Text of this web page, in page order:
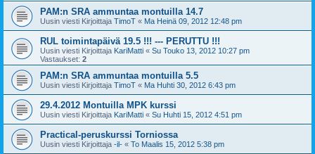
PAM:n SRA ammuntaa montuilla 14.7
Uusin viesti Kirjoittaja TimoT « Ma Heinä 09, 2012 12:48 pm
RUL toimintapäivä 19.5 !!! --- PERUTTU !!!
Uusin viesti Kirjoittaja KariMatti « Su Touko 13, 2012 10:27 pm
Vastaukset: 2
PAM:n SRA ammuntaa montuilla 5.5
Uusin viesti Kirjoittaja TimoT « Ma Huhti 30, 2012 6:43 pm
29.4.2012 Montuilla MPK kurssi
Uusin viesti Kirjoittaja KariMatti « Su Huhti 15, 2012 4:51 pm
Practical-peruskurssi Torniossa
Uusin viesti Kirjoittaja -il- « To Maalis 15, 2012 5:38 pm